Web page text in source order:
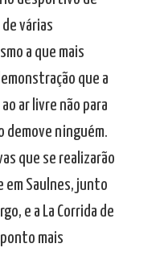
várias
a que mais
que a
ar livre não para
demove ninguém.
que se realizarão
em Saulnes, junto
e a La Corrida de
mais